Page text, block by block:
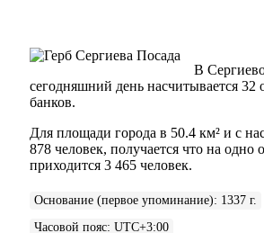
В
сегодняшний день насчитывается 32
банков.
Для площади города в 50.4 км² и с
878 человек, получается что на одно
приходится 3 465 человек.
Основание (первое упоминание): 1337 г.
Часовой пояс: UTC+3:00